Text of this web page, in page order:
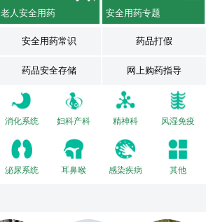
老人安全用药 安全用药专题
安全用药常识 药品打假
药品安全存储 网上购药指导
消化系统 妇科产科 精神科 风湿免疫
泌尿系统 耳鼻喉 感染疾病 其他